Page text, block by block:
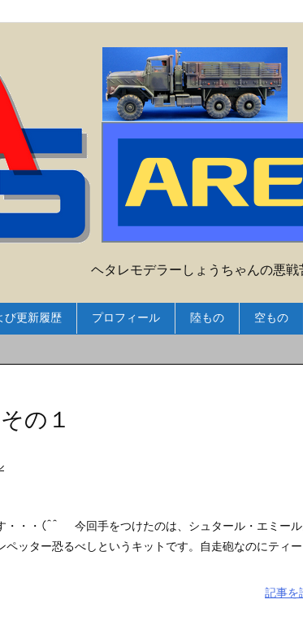
ヘタレモデラーしょうちゃんの悪戦
び更新履歴 プロフィール 陸もの 空もの
の１
・・(^^ゞ 今回手をつけたのは、シュタール・エミール
ッター恐るべしというキットです。自走砲なのにティ
記事を